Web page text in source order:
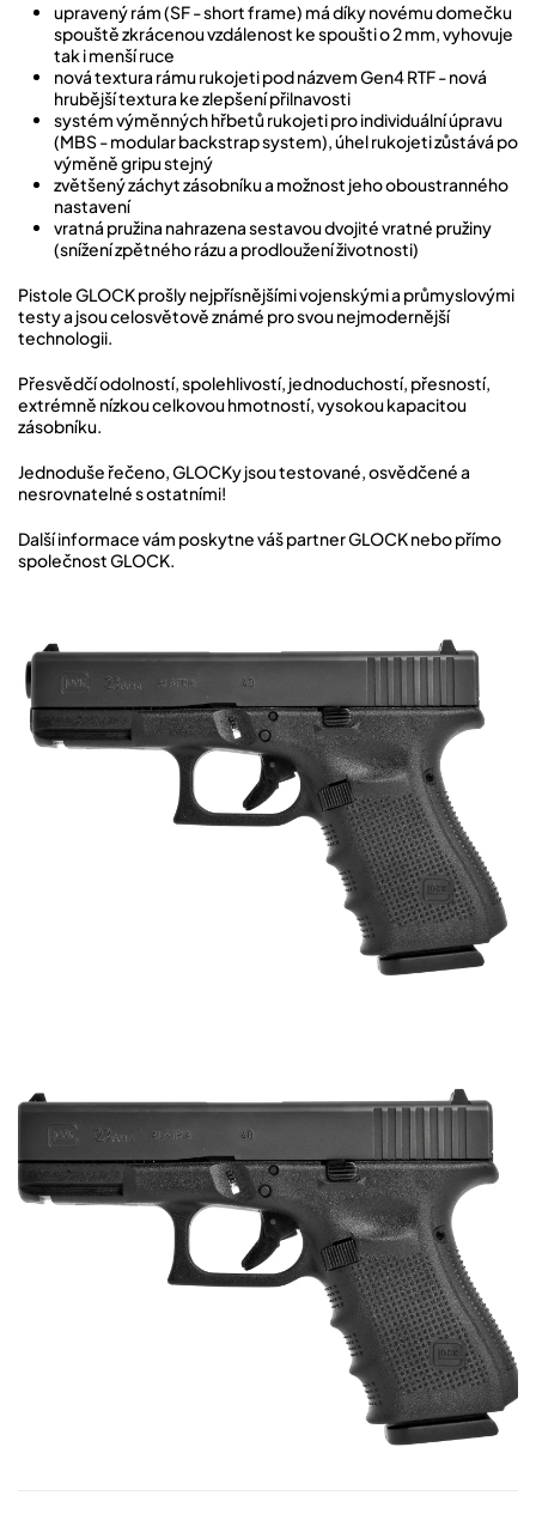
upravený rám (SF - short frame) má díky novému domečku
spouště zkrácenou vzdálenost ke spoušti o 2 mm, vyhovuje
tak i menší ruce
nová textura rámu rukojeti pod názvem Gen4 RTF - nová
hrubější textura ke zlepšení přilnavosti
systém výměnných hřbetů rukojeti pro individuální úpravu
(MBS - modular backstrap system), úhel rukojeti zůstává po
výměně gripu stejný
zvětšený záchyt zásobníku a možnost jeho oboustranného
nastavení
vratná pružina nahrazena sestavou dvojité vratné pružiny
(snížení zpětného rázu a prodloužení životnosti)
Pistole GLOCK prošly nejpřísnějšími vojenskými a průmyslovými
testy a jsou celosvětově známé pro svou nejmodernější
technologii.
Přesvědčí odolností, spolehlivostí, jednoduchostí, přesností,
extrémně nízkou celkovou hmotností, vysokou kapacitou
zásobníku.
Jednoduše řečeno, GLOCKy jsou testované, osvědčené a
nesrovnatelné s ostatními!
Další informace vám poskytne váš partner GLOCK nebo přímo
společnost GLOCK.